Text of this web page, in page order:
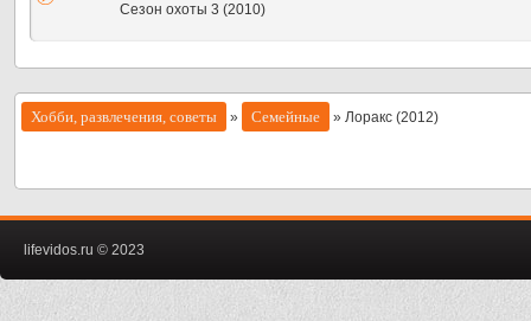
Сезон охоты 3 (2010)
Хобби, развлечения, советы » Семейные » Лоракс (2012)
lifevidos.ru © 2023